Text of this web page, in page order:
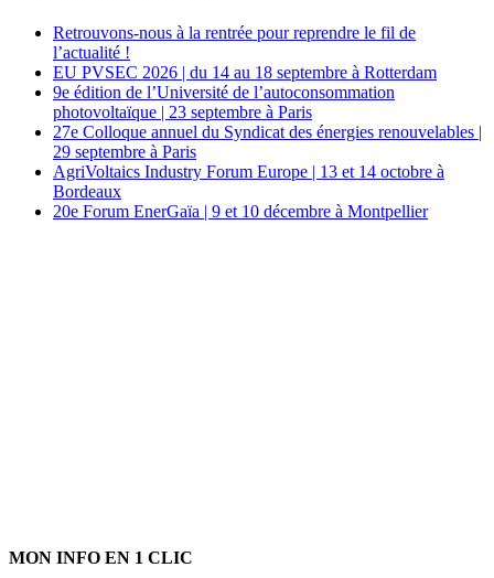
Retrouvons-nous à la rentrée pour reprendre le fil de
l’actualité !
EU PVSEC 2026 | du 14 au 18 septembre à Rotterdam
9e édition de l’Université de l’autoconsommation
photovoltaïque | 23 septembre à Paris
27e Colloque annuel du Syndicat des énergies renouvelables |
29 septembre à Paris
AgriVoltaics Industry Forum Europe | 13 et 14 octobre à
Bordeaux
20e Forum EnerGaïa | 9 et 10 décembre à Montpellier
MON INFO EN 1 CLIC